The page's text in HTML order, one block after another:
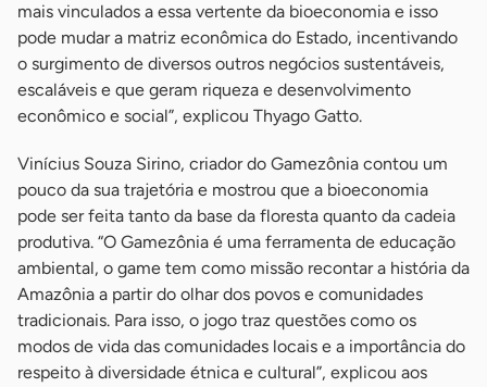
mais vinculados a essa vertente da bioeconomia e isso
pode mudar a matriz econômica do Estado, incentivando
o surgimento de diversos outros negócios sustentáveis,
escaláveis e que geram riqueza e desenvolvimento
econômico e social”, explicou Thyago Gatto.
Vinícius Souza Sirino, criador do Gamezônia contou um
pouco da sua trajetória e mostrou que a bioeconomia
pode ser feita tanto da base da floresta quanto da cadeia
produtiva. “O Gamezônia é uma ferramenta de educação
ambiental, o game tem como missão recontar a história da
Amazônia a partir do olhar dos povos e comunidades
tradicionais. Para isso, o jogo traz questões como os
modos de vida das comunidades locais e a importância do
respeito à diversidade étnica e cultural”, explicou aos